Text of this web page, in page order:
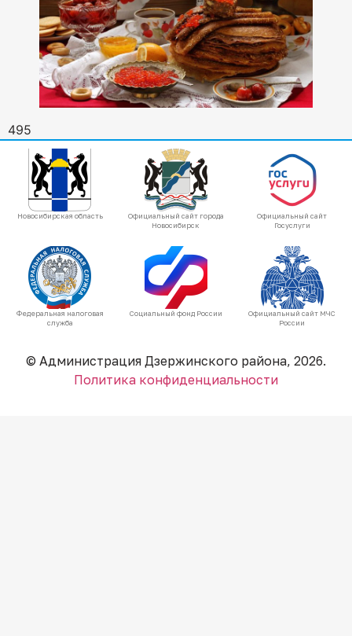
495
Новосибирская область
Официальный сайт города
Новосибирск
Официальный сайт
Госуслуги
Федеральная налоговая
служба
Социальный фонд России
Официальный сайт МЧС
России
© Администрация Дзержинского района, 2026.
Политика конфиденциальности